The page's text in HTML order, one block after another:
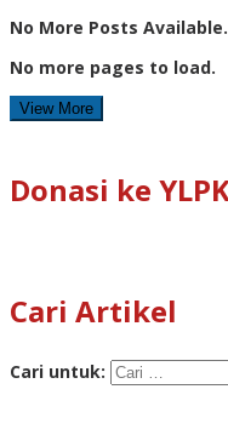
No More Posts Available.
No more pages to load.
View More
Donasi ke
Cari Artikel
Cari untuk: